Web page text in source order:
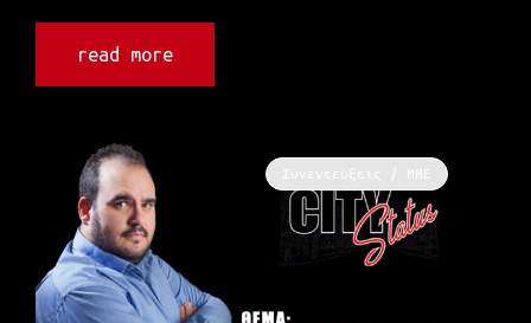
read more
Συνεντεύξεις / ΜΜΕ